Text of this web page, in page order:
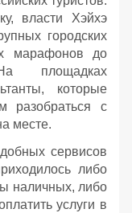
власти Хэйхэ
городских
марафонов до
площадках
которые
разобраться с
месте.
сервисов
либо
наличных, либо
услуги в